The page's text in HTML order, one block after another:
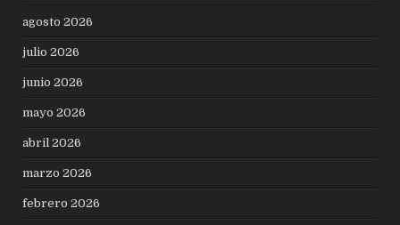
agosto 2026
julio 2026
junio 2026
mayo 2026
abril 2026
marzo 2026
febrero 2026